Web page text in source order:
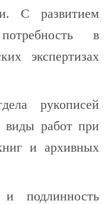
С развитием
в
экспертизах
рукописей
виды работ при
и архивных
и подлинность